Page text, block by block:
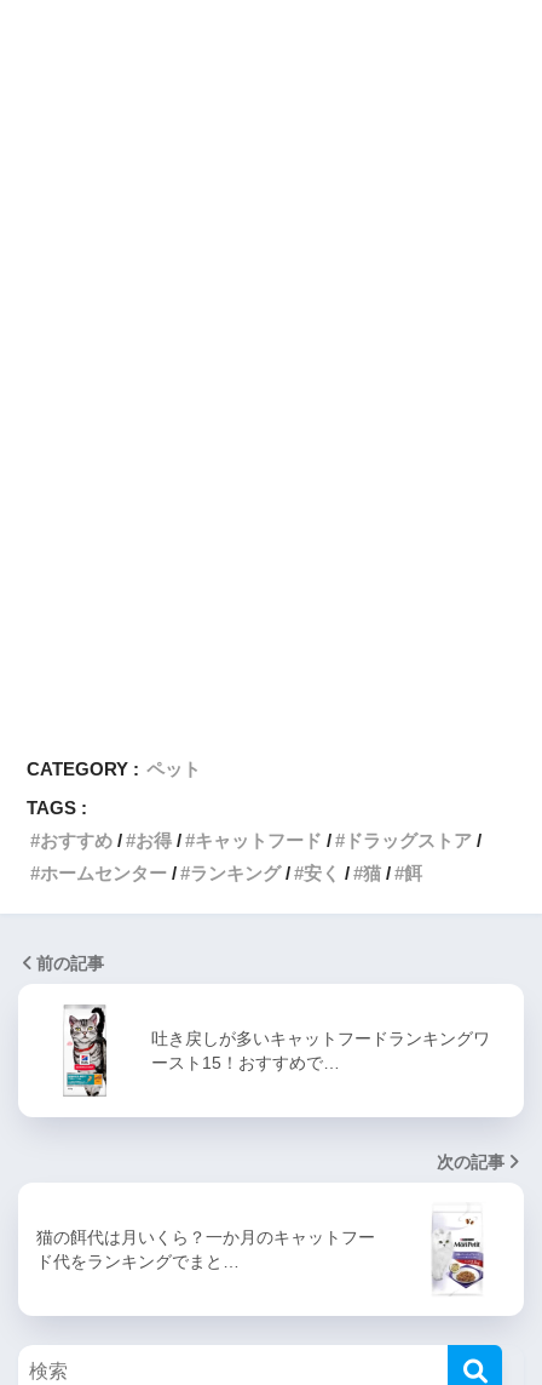
CATEGORY : ペット
TAGS :
おすすめ
お得 キャットフード
ドラッグストア
ホームセンター
ランキング 安く 猫 餌
前の記事
吐き戻しが多いキャットフードランキングワ
ースト15！おすすめで…
次の記事
猫の餌代は月いくら？一か月のキャットフー
ド代をランキングでまと…